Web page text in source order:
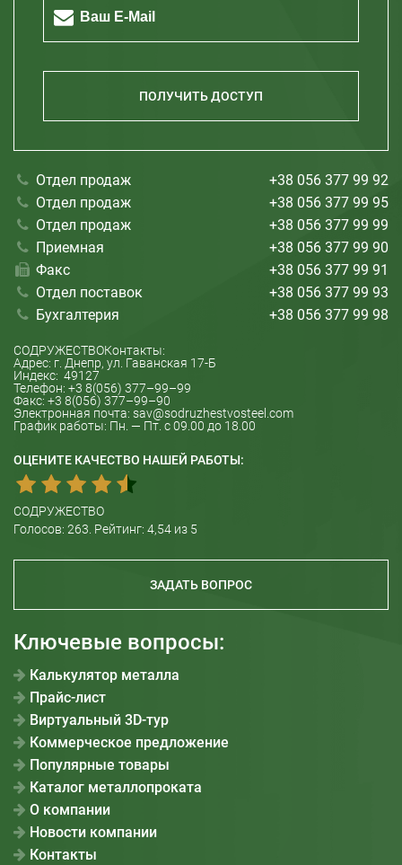
Николаев
ПОЛУЧИТЬ ДОСТУП
Отдел продаж
+38 056 377 99 92
Отдел продаж
+38 056 377 99 95
Отдел продаж
+38 056 377 99 99
Приемная
+38 056 377 99 90
Факс
+38 056 377 99 91
Отдел поставок
+38 056 377 99 93
Бухгалтерия
+38 056 377 99 98
СОДРУЖЕСТВОКонтакты:
Адрес: г. Днепр, ул. Гаванская 17-Б
Индекс: 49127
Телефон: +3 8(056) 377–99–99
Факс: +3 8(056) 377–99–90
Электронная почта: sav@sodruzhestvosteel.com
График работы: Пн. — Пт. с 09.00 до 18.00
ОЦЕНИТЕ КАЧЕСТВО НАШЕЙ РАБОТЫ:
СОДРУЖЕСТВО
Голосов: 263 . Рейтинг: 4,54 из 5
ЗАДАТЬ ВОПРОС
Ключевые вопросы:
Калькулятор металла
Прайс-лист
Виртуальный 3D-тур
Коммерческое предложение
Популярные товары
Каталог металлопроката
О компании
Новости компании
Контакты